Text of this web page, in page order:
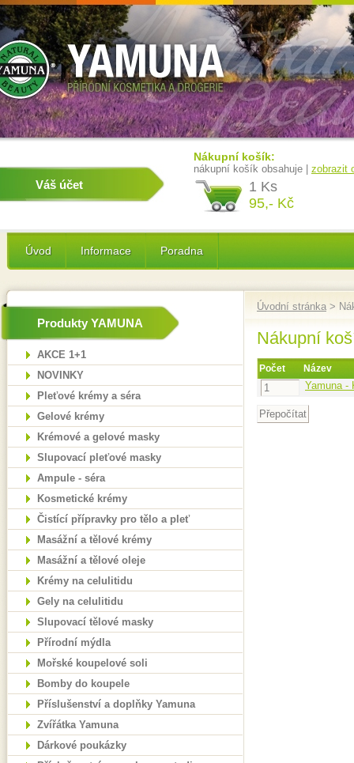
Váš účet
Nákupní košík:
nákupní košík obsahuje | zobrazit
1 Ks
95,- Kč
Úvod Informace Poradna
Produkty YAMUNA
AKCE 1+1
NOVINKY
Pleťové krémy a séra
Gelové krémy
Krémové a gelové masky
Slupovací pleťové masky
Ampule - séra
Kosmetické krémy
Čistící přípravky pro tělo a pleť
Masážní a tělové krémy
Masážní a tělové oleje
Krémy na celulitidu
Gely na celulitidu
Slupovací tělové masky
Přírodní mýdla
Mořské koupelové soli
Bomby do koupele
Příslušenství a doplňky Yamuna
Zvířátka Yamuna
Dárkové poukázky
Úvodní stránka >
Nákupní
Počet Název
Yamuna -